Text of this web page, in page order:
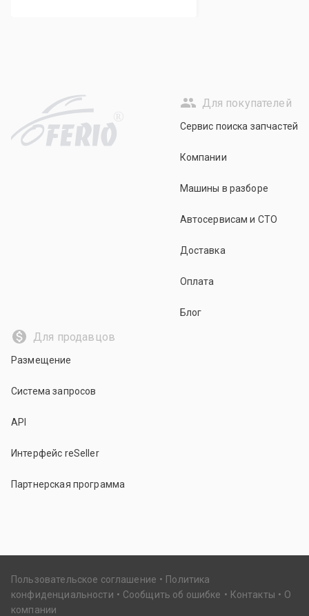
R
Для покупателей
Сервис поиска запчастей
Компании
Машины в разборе
Автосервисам и СТО
Доставка
Оплата
Блог
Для продавцов
Размещение
Система запросов
API
Интерфейс reSeller
Партнерская программа
Пользовательское соглашение
Политика
конфиденциальности
Сообщить об ошибке Контакты
О
компании